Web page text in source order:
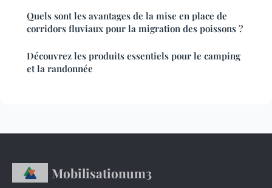
Quels sont les avantages de la mise en place de
corridors fluviaux pour la migration des poissons ?
Découvrez les produits essentiels pour le camping
et la randonnée
Mobilisationum3